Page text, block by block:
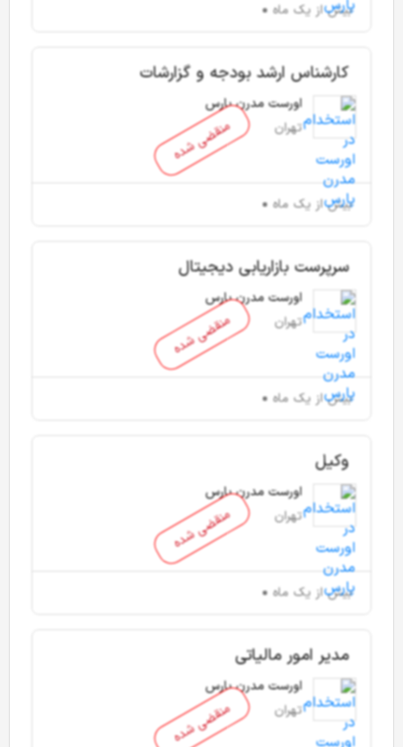
بیش از یک ماه
منقضی شده
کارشناس ارشد بودجه و گزارشات
اورست مدرن پارس
تهران
بیش از یک ماه
منقضی شده
سرپرست بازاریابی دیجیتال
اورست مدرن پارس
تهران
بیش از یک ماه
منقضی شده
وکیل
اورست مدرن پارس
تهران
بیش از یک ماه
منقضی شده
مدیر امور مالیاتی
اورست مدرن پارس
تهران